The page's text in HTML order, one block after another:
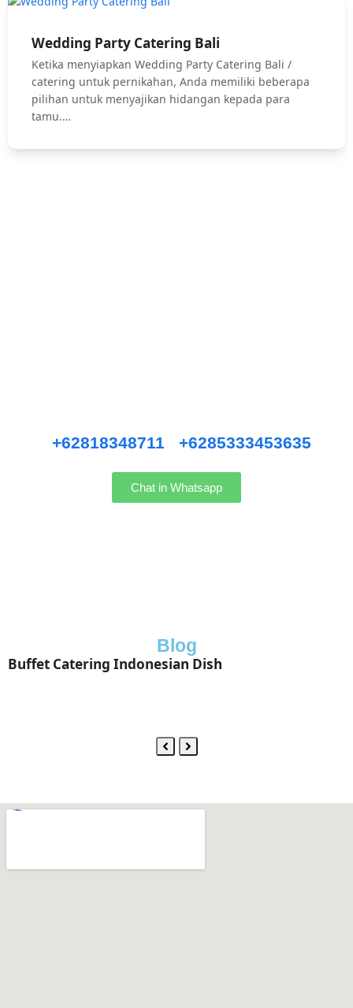
Wedding Party Catering Bali
Ketika menyiapkan Wedding Party Catering Bali /
catering untuk pernikahan, Anda memiliki beberapa
pilihan untuk menyajikan hidangan kepada para
tamu.…
+62818348711 +6285333453635
Chat in Whatsapp
Blog
Buffet Catering Indonesian Dish